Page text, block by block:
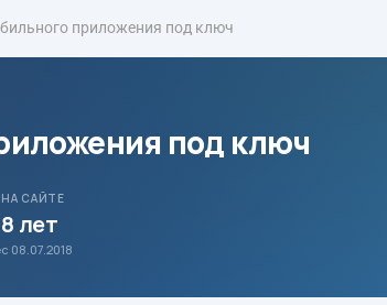
приложения под ключ
под ключ
НА САЙТЕ
8 лет
с 08.07.2018